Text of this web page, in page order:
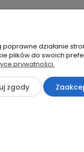
działanie
plików do swoich
prywatności.
zgody